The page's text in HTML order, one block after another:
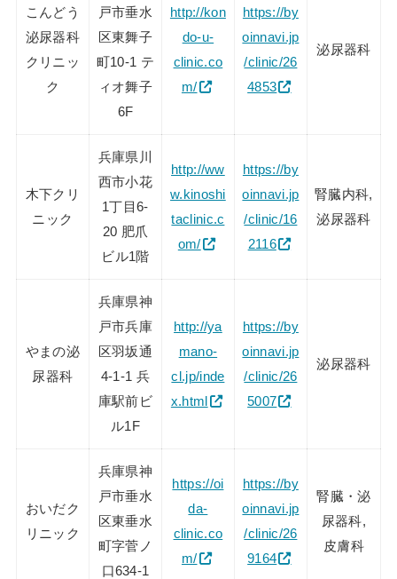
こんどう
泌尿器科
クリニッ
ク
戸市垂水
区東舞子
町10-1 テ
ィオ舞子
6F
http://kon
do-u-
clinic.co
m/
https://by
oinnavi.jp
/clinic/26
4853
泌尿器科
木下クリ
ニック
兵庫県川
西市小花
1丁目6-
20 肥爪
ビル1階
http://ww
w.kinoshi
taclinic.c
om/
https://by
oinnavi.jp
/clinic/16
2116
腎臓内科,
泌尿器科
やまの泌
尿器科
兵庫県神
戸市兵庫
区羽坂通
4-1-1 兵
庫駅前ビ
ル1F
http://ya
mano-
cl.jp/inde
x.html
https://by
oinnavi.jp
/clinic/26
5007
泌尿器科
おいだク
リニック
兵庫県神
戸市垂水
区東垂水
町字菅ノ
口634-1
https://oi
da-
clinic.co
m/
https://by
oinnavi.jp
/clinic/26
9164
腎臓・泌
尿器科,
皮膚科